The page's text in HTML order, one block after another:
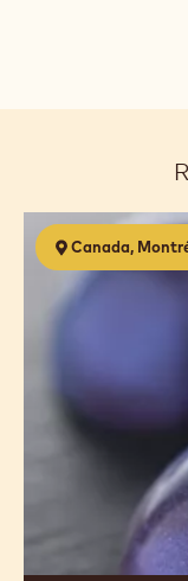
Canada,
Confectionery
2.0